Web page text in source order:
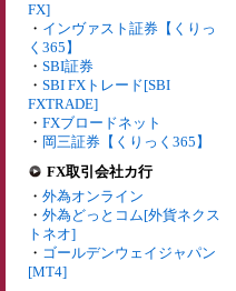
FX]
・ インヴァスト証券【くりっ
く365】
・ SBI証券
・ SBI FXトレード[SBI
FXTRADE]
・ FXブロードネット
・ 岡三証券【くりっく365】
FX取引会社カ行
・ 外為オンライン
・ 外為どっとコム[外貨ネクス
トネオ]
・ ゴールデンウェイジャパン
[MT4]